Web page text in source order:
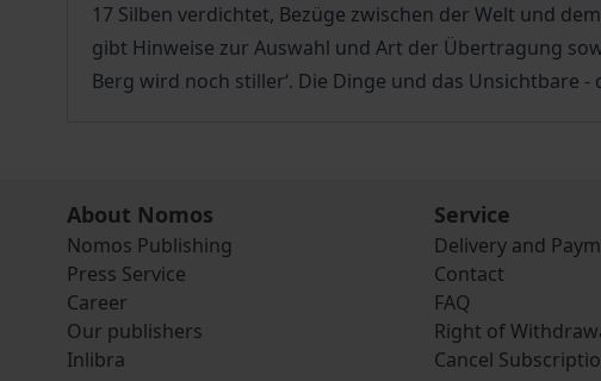
17 Silben verdichtet, Bezüge zwischen der Welt und
gibt Hinweise zur Auswahl und Art der Übertragung
Berg wird noch stiller‘. Die Dinge und das
About Nomos
Nomos Publishing
Press Service
Career
Our publishers
Inlibra
Service
Delivery and
Contact
FAQ
Right of
Cancel